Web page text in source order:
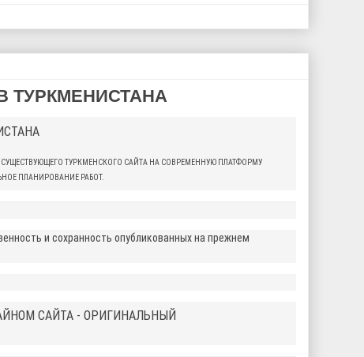
ТУРКМЕНИСТАНА
ТУРКМЕНСКОГО САЙТА НА СОВРЕМЕННУЮ ПЛАТФОРМУ
ПЛАНИРОВАНИЕ РАБОТ.
и сохранность опубликованных на прежнем
САЙТА - ОРИГИНАЛЬНЫЙ